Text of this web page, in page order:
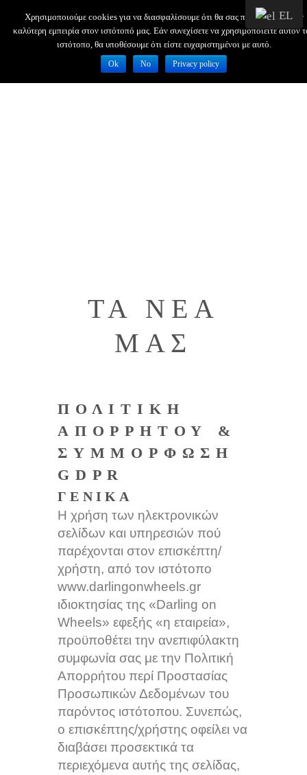
ΤΑ ΝΕΑ
ΜΑΣ
ΠΟΛΙΤΙΚΉ
ΑΠΟΡΡΉΤΟΥ &
ΣΥΜΜΌΡΦΩΣΗ
GDPR
ΓΕΝΙΚΑ
Η χρήση των ηλεκτρονικών
σελίδων και υπηρεσιών πού
παρέχονται στον επισκέπτη/
χρήστη, από τον ιστότοπο
www.darlingonwheels.gr
ιδιοκτησίας της «Darling on
Wheels» εφεξής «η εταιρεία»,
προϋποθέτει την ανεπιφύλακτη
συμφωνία σας με την Πολιτική
Απορρήτου περί Προστασίας
Προσωπικών Δεδομένων του
παρόντος ιστότοπου. Συνεπώς,
ο επισκέπτης/χρήστης οφείλει να
διαβάσει προσεκτικά τα
περιεχόμενα αυτής της σελίδας,
EL
Χρησιμοποιούμε cookies για να διασφαλίσουμε ότι θα σας προσφέρουμε την
καλύτερη εμπειρία στον ιστότοπό μας. Εάν συνεχίσετε να χρησιμοποιείτε αυτόν
ιστότοπο, θα υποθέσουμε ότι είστε ευχαριστημένοι με αυτό.
Ok No Privacy policy